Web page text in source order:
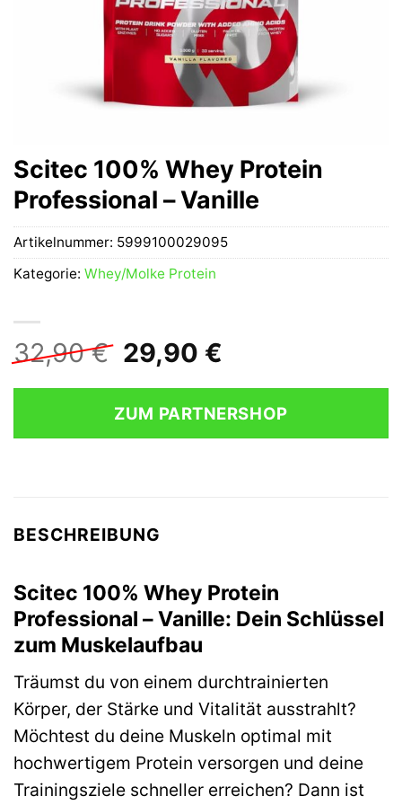
Scitec 100% Whey Protein
Professional – Vanille
32,90€ Ursprünglicher
Preis
war:
32,90 €
29,90 €
ist:
29,90 €.
ZUM PARTNERSHOP
Artikelnummer: 5999100029095
Kategorie: Whey/Molke Protein
BESCHREIBUNG
Scitec 100% Whey Protein
Professional – Vanille: Dein Schlüssel
zum Muskelaufbau
Träumst du von einem durchtrainierten
Körper, der Stärke und Vitalität ausstrahlt?
Möchtest du deine Muskeln optimal mit
hochwertigem Protein versorgen und deine
Trainingsziele schneller erreichen? Dann ist